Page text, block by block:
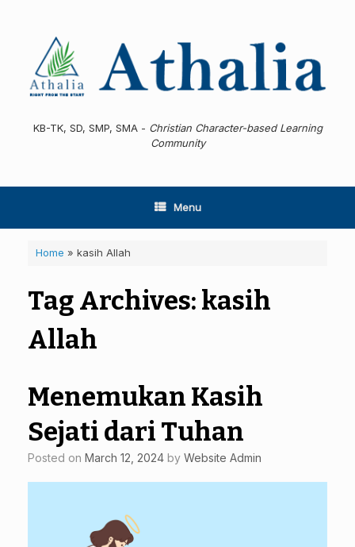
KB-TK, SD, SMP, SMA - Christian Character-based Learning
Community
Menu
Home » kasih Allah
Tag Archives: kasih
Allah
Menemukan Kasih
Sejati dari Tuhan
Posted on March 12, 2024 by Website Admin